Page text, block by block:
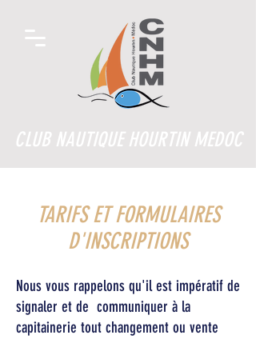
CLUB NAUTIQUE HOURTIN MEDOC
TARIFS ET FORMULAIRES
D'INSCRIPTIONS
Nous vous rappelons qu'il est impératif de
signaler et de communiquer à la
capitainerie tout changement ou vente